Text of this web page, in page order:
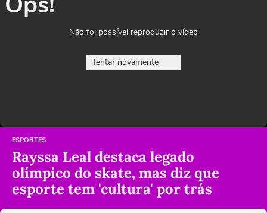
Não foi possível reproduzir o vídeo
Tentar novamente
ESPORTES
Rayssa Leal destaca legado
olímpico do skate, mas diz que
esporte tem 'cultura' por trás